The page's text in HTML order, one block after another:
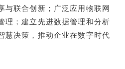
与联合创新；广泛应用物联网
理；建立先进数据管理和分析
慧决策，推动企业在数字时代